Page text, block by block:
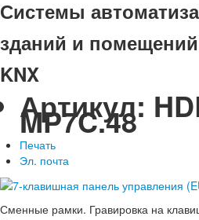
Системы
зданий и
KNX
Артикул:
MP7C.48
Печать
Эл. почта
Сменные рамки. Гравировка на